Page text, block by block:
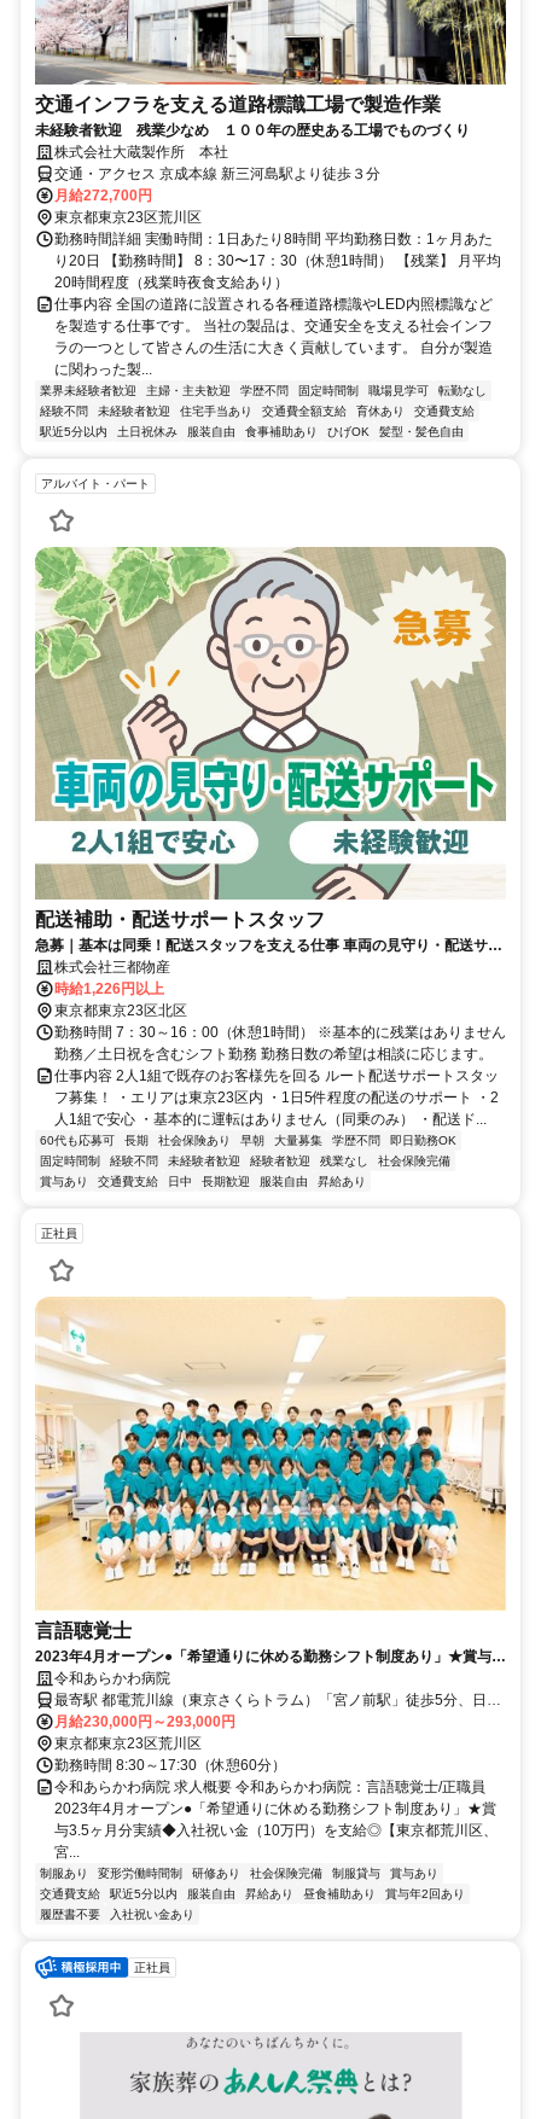
交通インフラを支える道路標識工場で製造作業
未経験者歓迎 残業少なめ １００年の歴史ある工場でものづくり
株式会社大蔵製作所 本社
交通・アクセス 京成本線 新三河島駅より徒歩３分
月給272,700円
東京都東京23区荒川区
勤務時間詳細 実働時間：1日あたり8時間 平均勤務日数：1ヶ月あた
り20日 【勤務時間】 8：30〜17：30（休憩1時間） 【残業】 月平均
20時間程度（残業時夜食支給あり）
仕事内容 全国の道路に設置される各種道路標識やLED内照標識など
を製造する仕事です。 当社の製品は、交通安全を支える社会インフ
ラの一つとして皆さんの生活に大きく貢献しています。 自分が製造
に関わった製...
業界未経験者歓迎 主婦・主夫歓迎 学歴不問 固定時間制 職場見学可
転勤なし
経験不問
未経験者歓迎 住宅手当あり 交通費全額支給 育休あり
交通費支給
駅近5分以内
土日祝休み 服装自由 食事補助あり ひげOK 髪型・髪色自由
アルバイト・パート
配送補助・配送サポートスタッフ
急募｜基本は同乗！配送スタッフを支える仕事 車両の見守り・配送サポ
ートスタッフ募集 未経験歓迎
株式会社三都物産
時給1,226円以上
東京都東京23区北区
勤務時間 7：30～16：00（休憩1時間） ※基本的に残業はありません
勤務／土日祝を含むシフト勤務 勤務日数の希望は相談に応じます。
仕事内容 2人1組で既存のお客様先を回る ルート配送サポートスタッ
フ募集！ ・エリアは東京23区内 ・1日5件程度の配送のサポート ・2
人1組で安心 ・基本的に運転はありません（同乗のみ） ・配送ド...
60代も応募可 長期 社会保険あり 早朝 大量募集 学歴不問
即日勤務OK
固定時間制
経験不問 未経験者歓迎 経験者歓迎 残業なし
社会保険完備
賞与あり
交通費支給 日中 長期歓迎 服装自由 昇給あり
正社員
言語聴覚士
2023年4月オープン●「希望通りに休める勤務シフト制度あり」★賞与
3.5ヶ月分実績◆入社祝い金（10万円）を支給◎【東京都荒川区、宮ノ
前駅/熊野前駅、言語聴覚士、正職員】
令和あらかわ病院
最寄駅 都電荒川線（東京さくらトラム）「宮ノ前駅」徒歩5分、日暮
里・舎人ライナー「熊野前駅」徒歩5分
月給230,000円～293,000円
東京都東京23区荒川区
勤務時間 8:30～17:30（休憩60分）
令和あらかわ病院 求人概要 令和あらかわ病院：言語聴覚士/正職員
2023年4月オープン●「希望通りに休める勤務シフト制度あり」★賞
与3.5ヶ月分実績◆入社祝い金（10万円）を支給◎【東京都荒川区、
宮...
制服あり 変形労働時間制 研修あり 社会保険完備 制服貸与
賞与あり
交通費支給
駅近5分以内 服装自由 昇給あり 昼食補助あり
賞与年2回あり
履歴書不要
入社祝い金あり
正社員